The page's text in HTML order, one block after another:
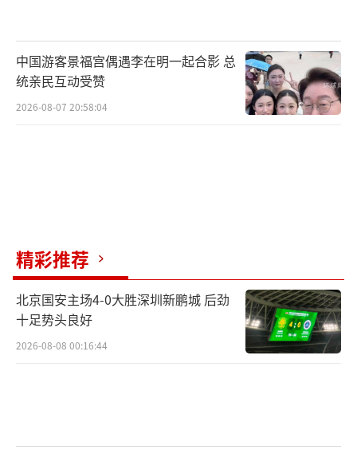
中国游客景福宫偶遇李在明一起合影 总
统亲民互动受赞
2026-08-07 20:58:04
精彩推荐
北京国安主场4-0大胜深圳新鹏城 后劲
十足势头良好
2026-08-08 00:16:44